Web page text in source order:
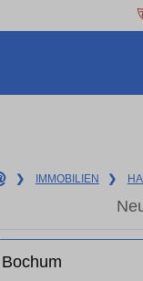
❯ IMMOBILIEN ❯